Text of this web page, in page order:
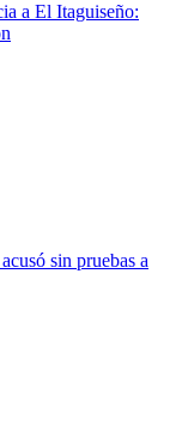
a El Itaguiseño:
sin pruebas a